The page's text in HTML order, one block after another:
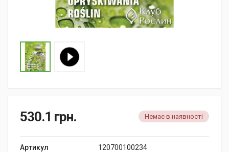
530.1 грн. Немає в наявності
Артикул
120700100234